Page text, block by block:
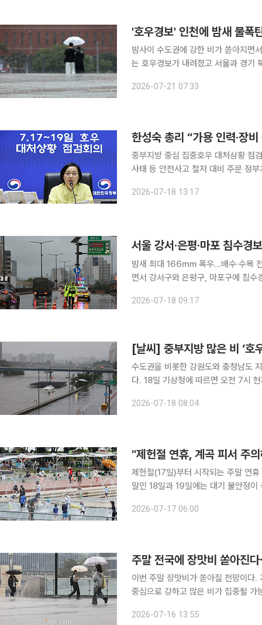
'호우경보' 인천에 밤새 물폭
밤사이 수도권에 강한 비가 쏟아지면
는 호우경보가 내려졌고 서울과 경기
전 지역에 호우주의보가 내려졌다. 경
2026-07-21 07:33
한성숙 총리 “가용 인력·장
중부지방 중심 집중호우 대처상황 점
사태 등 안전사고 철저 대비 주문 정부가 중부지방을 중심으로 쏟아진 기습적인 집중호우 피해를 최
생한 지역의 주민 불편을 줄일 수 있
2026-07-18 13:17
서울 강서·은평·마포 침수경
밤새 최대 166㎜ 폭우…배수·수목 전도 등 피해 신고 120
면서 강서구와 은평구, 마포구에 침
준 강서구·은평구·마포구에 침수경보
2026-07-18 09:17
[날씨] 중부지방 많은 비 ‘
수도권을 비롯한 강원도와 충청남도
다. 18일 기상청에 따르면 오전 7시 현재 수도권과 강원도, 충남권에서 호우특보가 발효됐다. 특히
전망이다. 실제로 기상청에 따
2026-07-18 08:04
제헌절(17일)부터 시작되는 주말 연
말인 18일과 19일에는 대기 불안정
상청에 따르면 이날 산둥반도 남쪽에
2026-07-17 06:00
주말 전국에 장맛비 쏟아진
이번 주말 장맛비가 쏟아질 전망이다
중심으로 강하고 많은 비가 집중될
표했다. 오늘(16일)과 제헌절 당일인
2026-07-16 13:55